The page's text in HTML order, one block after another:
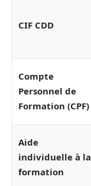
CIF CDD
Compte
Personnel de
Formation (CPF)
Aide
individuelle à la
formation